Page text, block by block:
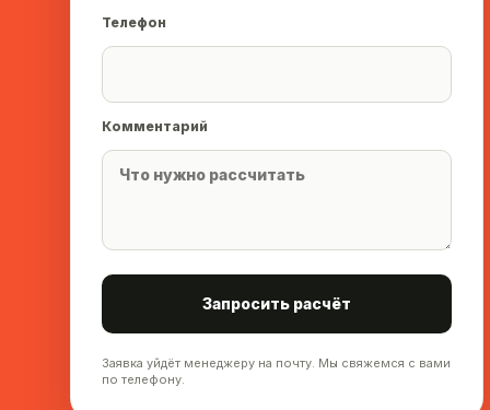
Телефон
Комментарий
Запросить расчёт
Заявка уйдёт менеджеру на почту. Мы свяжемся с вами
по телефону.